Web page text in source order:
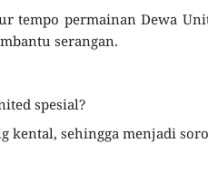
tempo permainan Dewa
serangan.
spesial?
kental, sehingga menjadi